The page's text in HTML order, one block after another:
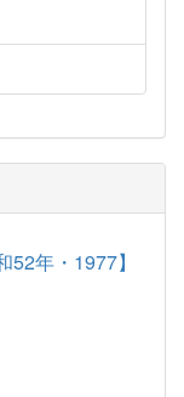
年・1977】